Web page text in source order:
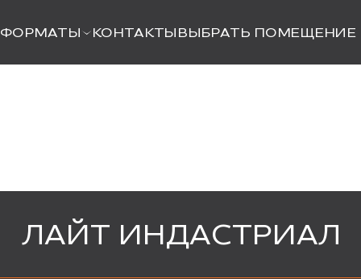
ФОРМАТЫ КОНТАКТЫ ВЫБРАТЬ ПОМЕЩЕНИЕ
ЛАЙТ ИНДАСТРИАЛ